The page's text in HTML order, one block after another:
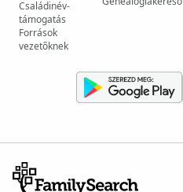
Családinév-
támogatás
Források
vezetőknek